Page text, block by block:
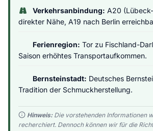
Verkehrsanbindung: A20
direkter Nähe, A19 nach Berlin
Ferienregion: Tor zu Fischland-
Saison erhöhtes Transportaufkommen.
Bernsteinstadt: Deutsches
Tradition der Schmuckherstellung.
Hinweis:Die vorstehenden Informationen
recherchiert. Dennoch können wir für die